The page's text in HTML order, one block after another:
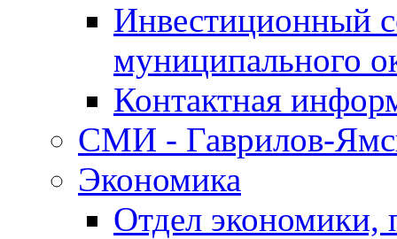
Инвестиционный
муниципального
Контактная
СМИ - Гаврилов-
Экономика
Отдел экономики,